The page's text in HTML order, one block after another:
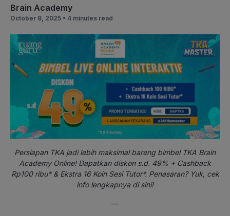
Brain Academy
October 8, 2025 • 4 minutes read
Persiapan TKA jadi lebih maksimal bareng bimbel TKA Brain
Academy Online! Dapatkan diskon s.d. 49% + Cashback
Rp100 ribu* & Ekstra 16 Koin Sesi Tutor*. Penasaran? Yuk, cek
info lengkapnya di sini!
—